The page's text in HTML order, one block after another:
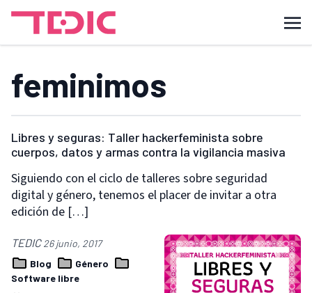
feminimos
Libres y seguras: Taller hackerfeminista sobre
cuerpos, datos y armas contra la vigilancia masiva
Siguiendo con el ciclo de talleres sobre seguridad
digital y género, tenemos el placer de invitar a otra
edición de […]
TEDIC26 junio, 2017
Blog
Género
Software libre